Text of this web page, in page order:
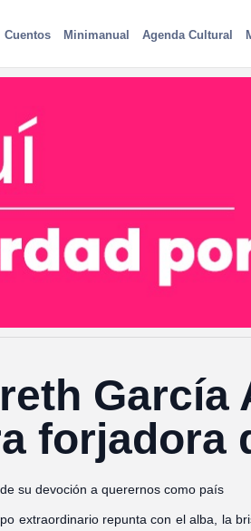
Cuentos Minimanual Agenda Cultural
García
forjadora
su devoción a querernos como país
extraordinario repunta con el alba, la